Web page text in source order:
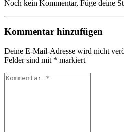
Noch kein Kommentar, Füge deine
Kommentar hinzufügen
Deine E-Mail-Adresse wird nicht
Felder sind mit * markiert
Kommentar